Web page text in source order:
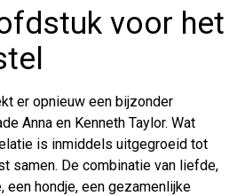
voor het
er opnieuw een bijzonder
Anna en Kenneth Taylor. Wat
is inmiddels uitgegroeid tot
samen. De combinatie van liefde,
een hondje, een gezamenlijke